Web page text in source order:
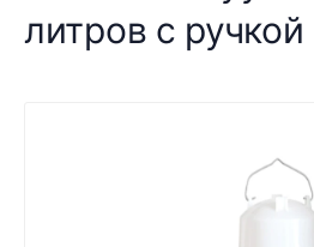
литров с ручкой